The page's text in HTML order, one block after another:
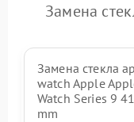
Замена
Замена стекла
watch Apple
Watch Series 9 41
mm